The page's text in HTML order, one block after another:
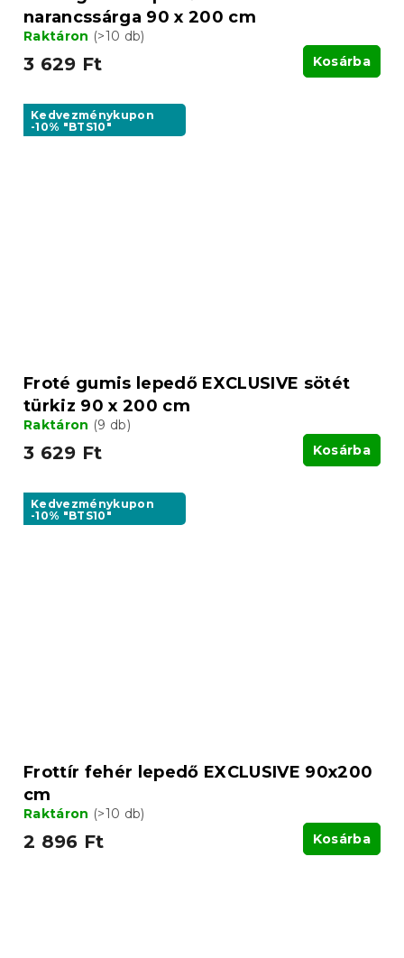
narancssárga 90 x 200 cm
Raktáron (>10 db)
3 629 Ft Kosárba
Kedvezménykupon
-10% "BTS10"
Froté gumis lepedő EXCLUSIVE sötét
türkiz 90 x 200 cm
Raktáron (9 db)
3 629 Ft Kosárba
Kedvezménykupon
-10% "BTS10"
Frottír fehér lepedő EXCLUSIVE 90x200
cm
Raktáron (>10 db)
2 896 Ft Kosárba